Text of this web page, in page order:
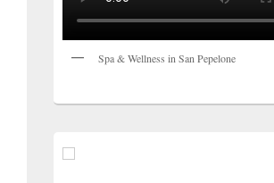
Spa & Wellness in San Pepelone